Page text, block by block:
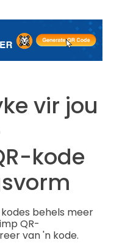
vir jou
kode
behels meer
QR-
van 'n kode.